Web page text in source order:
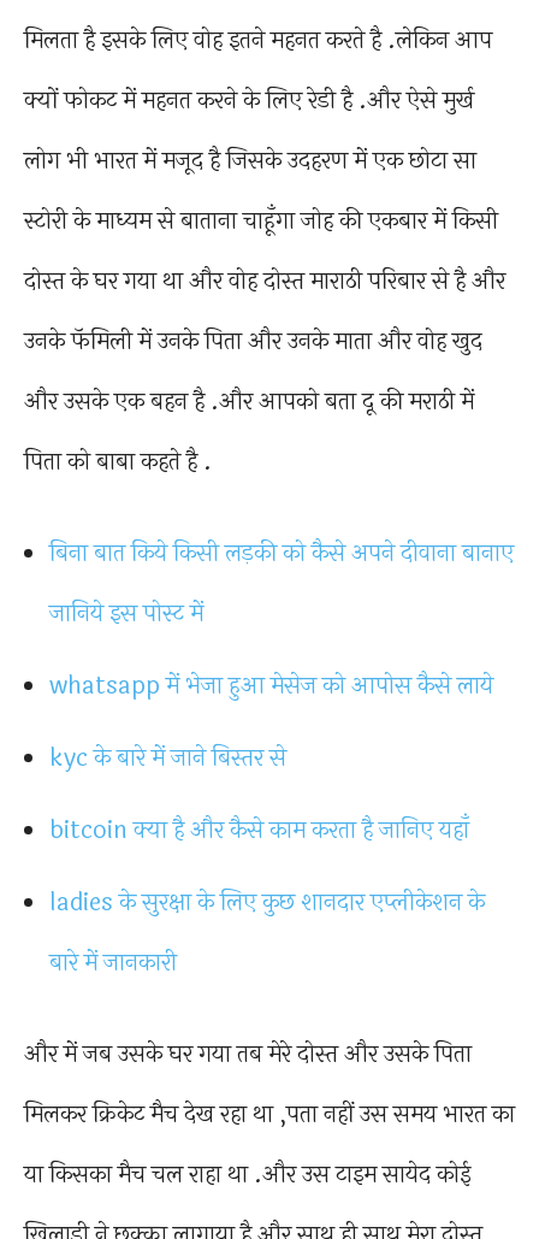
मिलता है इसके लिए वोह इतने महनत करते है .लेकिन आप
क्यों फोकट में महनत करने के लिए रेडी है .और ऐसे मुर्ख
लोग भी भारत में मजूद है जिसके उदहरण में एक छोटा सा
स्टोरी के माध्यम से बाताना चाहूँगा जोह की एकबार में किसी
दोस्त के घर गया था और वोह दोस्त माराठी परिबार से है और
उनके फॅमिली में उनके पिता और उनके माता और वोह खुद
और उसके एक बहन है .और आपको बता दू की मराठी में
पिता को बाबा कहते है .
बिना बात किये किसी लड़की को कैसे अपने दीवाना बानाए
जानिये इस पोस्ट में
whatsapp में भेजा हुआ मेसेज को आपोस कैसे लाये
kyc के बारे में जाने बिस्तर से
bitcoin क्या है और कैसे काम करता है जानिए यहाँ
ladies के सुरक्षा के लिए कुछ शानदार एप्लीकेशन के
बारे में जानकारी
और में जब उसके घर गया तब मेरे दोस्त और उसके पिता
मिलकर क्रिकेट मैच देख रहा था ,पता नहीं उस समय भारत का
या किसका मैच चल राहा था .और उस टाइम सायेद कोई